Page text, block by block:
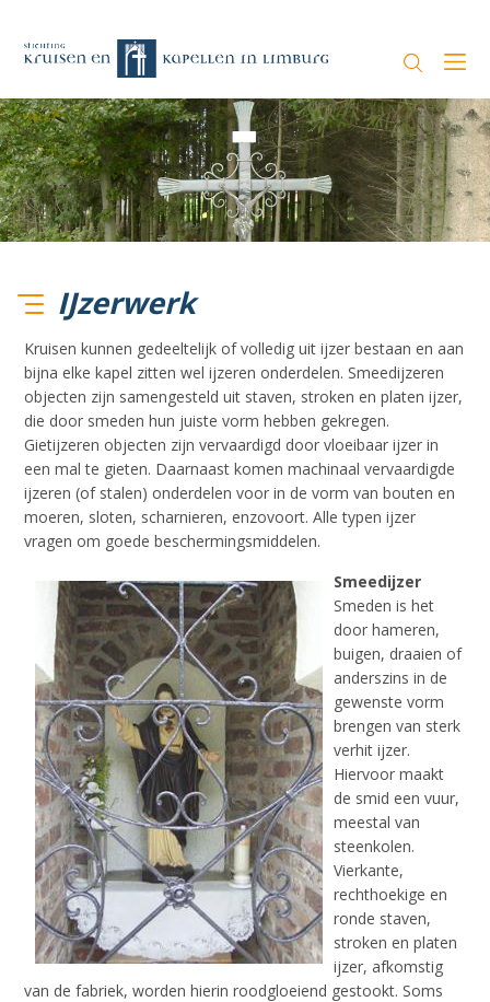
IJzerwerk
Kruisen kunnen gedeeltelijk of volledig uit ijzer bestaan en aan
bijna elke kapel zitten wel ijzeren onderdelen. Smeedijzeren
objecten zijn samengesteld uit staven, stroken en platen ijzer,
die door smeden hun juiste vorm hebben gekregen.
Gietijzeren objecten zijn vervaardigd door vloeibaar ijzer in
een mal te gieten. Daarnaast komen machinaal vervaardigde
ijzeren (of stalen) onderdelen voor in de vorm van bouten en
moeren, sloten, scharnieren, enzovoort. Alle typen ijzer
vragen om goede beschermingsmiddelen.
Smeedijzer
Smeden is het
door hameren,
buigen, draaien of
anderszins in de
gewenste vorm
brengen van sterk
verhit ijzer.
Hiervoor maakt
de smid een vuur,
meestal van
steenkolen.
Vierkante,
rechthoekige en
ronde staven,
stroken en platen
ijzer, afkomstig
van de fabriek, worden hierin roodgloeiend gestookt. Soms